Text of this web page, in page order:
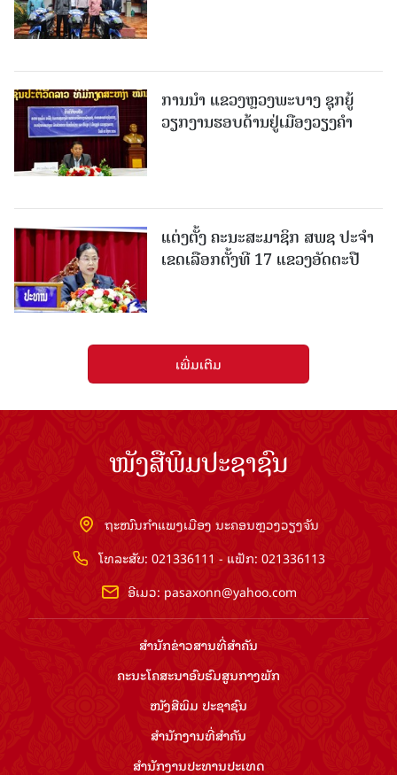
ການນຳ ແຂວງຫຼວງພະບາງ ຊຸກຍູ້
ວຽກງານຮອບດ້ານຢູ່ເມືອງວຽງຄໍາ
ແຕ່ງຕັ້ງ ຄະນະສະມາຊິກ ສພຊ ປະຈຳ
ເຂດເລືອກຕັ້ງທີ 17 ແຂວງອັດຕະປື
ເພີ່ມເຕີມ
ໜັງສືພິມປະຊາຊົນ
ຖະໜົນກຳແພງເມືອງ ນະຄອນຫຼວງວຽງຈັນ
ໂທລະສັບ: 021336111 - ແຟັກ: 021336113
ອີເມວ: pasaxonn@yahoo.com
ສຳ​ນັກ​ຂ່າວ​ສານ​ທີ່​ສຳ​ຄັນ​
ຄະນະໂຄສະນາອົບຮົມ​ສູນ​ກາງ​ພັກ
ໜັງສືພິມ ປະ​ຊາ​ຊົນ
ສຳ​ນັກ​ງານ​ທີ່​ສຳ​ຄັນ
ສຳ​ນັກ​ງານ​ປະ​ທານ​ປະ​ເທດ